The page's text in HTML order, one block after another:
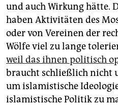
und auch Wirkung hätte.
haben Aktivitäten des
oder von Vereinen der
Wölfe viel zu lange
weil das ihnen politisch
braucht schließlich nicht
um islamistische
islamistische Politik zu